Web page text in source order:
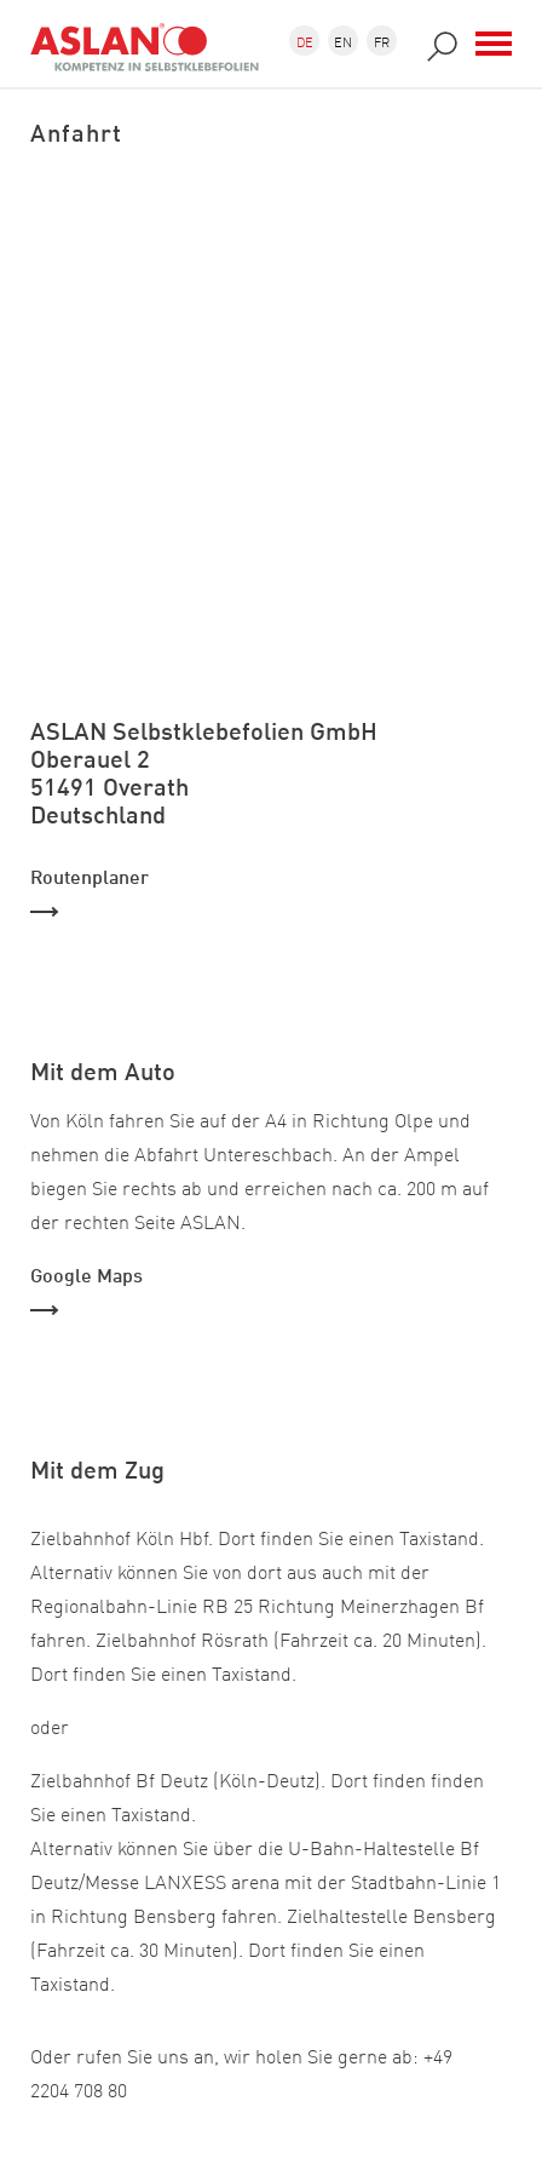
Suchformular
Suche DE EN FR
Anfahrt
ASLAN Selbstklebefolien GmbH
Oberauel 2
51491 Overath
Deutschland
Routenplaner
Mit dem Auto
Von Köln fahren Sie auf der A4 in Richtung Olpe und
nehmen die Abfahrt Untereschbach. An der Ampel
biegen Sie rechts ab und erreichen nach ca. 200 m auf
der rechten Seite ASLAN.
Google Maps
Mit dem Zug
Zielbahnhof Köln Hbf. Dort finden Sie einen Taxistand.
Alternativ können Sie von dort aus auch mit der
Regionalbahn-Linie RB 25 Richtung Meinerzhagen Bf
fahren. Zielbahnhof Rösrath (Fahrzeit ca. 20 Minuten).
Dort finden Sie einen Taxistand.
oder
Zielbahnhof Bf Deutz (Köln-Deutz). Dort finden finden
Sie einen Taxistand.
Alternativ können Sie über die U-Bahn-Haltestelle Bf
Deutz/Messe LANXESS arena mit der Stadtbahn-Linie 1
in Richtung Bensberg fahren. Zielhaltestelle Bensberg
(Fahrzeit ca. 30 Minuten). Dort finden Sie einen
Taxistand.
Oder rufen Sie uns an, wir holen Sie gerne ab: +49
2204 708 80